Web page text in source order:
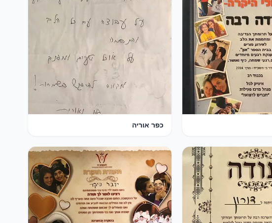
כפר אוריה